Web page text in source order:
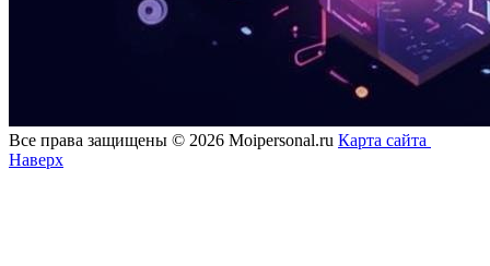
Все права защищены © 2026 Moipersonal.ru Карта сайта
Наверх